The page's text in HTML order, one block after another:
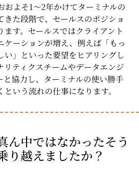
およそ1〜2年かけてターミナルの
た段階で、セールスのポジショ
ます。セールスではクライアント
ケーションが増え、例えば「もっ
い」といった要望をヒアリングし
リティクスチームやデータエンジ
と協力し、ターミナルの使い勝手
いう流れの仕事になります。
ん中ではなかったそう
り越えましたか？